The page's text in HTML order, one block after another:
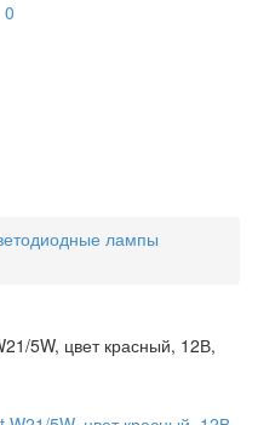
0
лампы
5W, цвет красный, 12В,